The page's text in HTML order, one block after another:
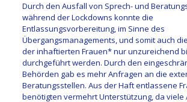
Durch den Ausfall von Sprech- und
während der Lockdowns konnte die
Entlassungsvorbereitung, im Sinne des
Übergangsmanagements, und somit auch
der inhaftierten Frauen* nur unzureichend
durchgeführt werden. Durch den
Behörden gab es mehr Anfragen an die
Beratungsstellen. Aus der Haft entlassene
benötigten vermehrt Unterstützung, da viele